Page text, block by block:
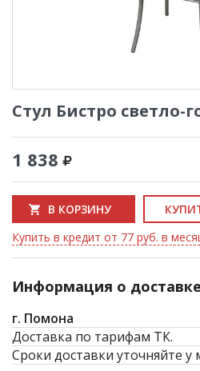
Стул Бистро светло-
1 838
В КОРЗИНУ
Купить в кредит от 77 руб. в
Информация о доставке
г. Помона
Доставка по тарифам ТК.
Сроки доставки уточняйте у